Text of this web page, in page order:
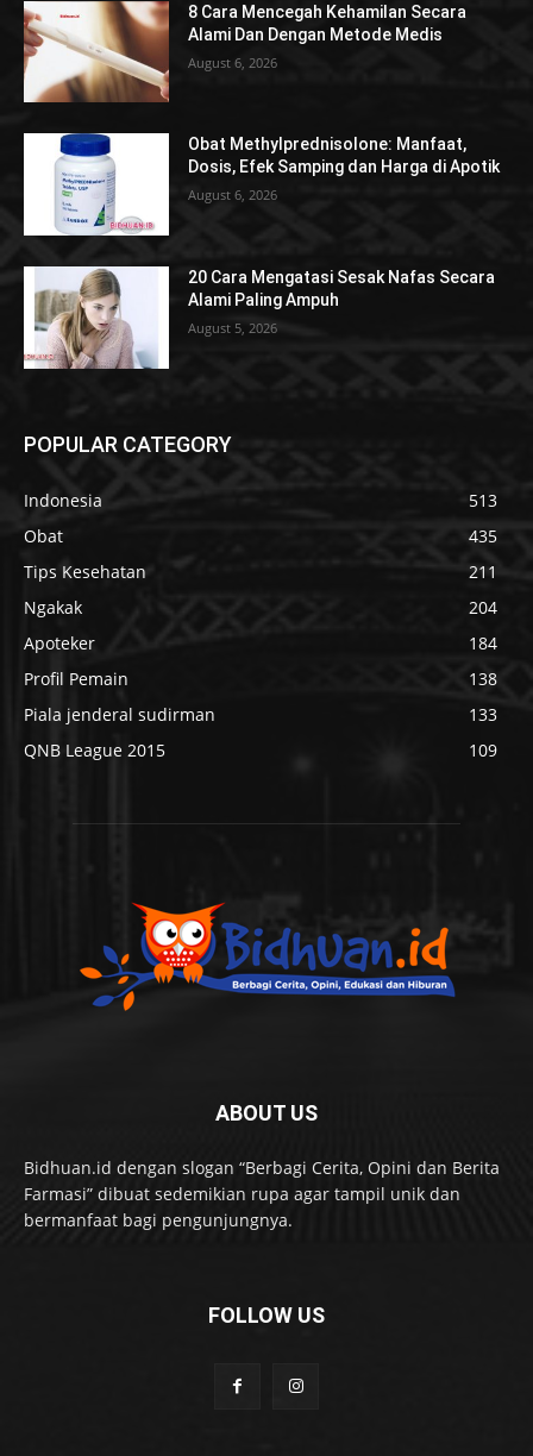
8 Cara Mencegah Kehamilan Secara
Alami Dan Dengan Metode Medis
August 6, 2026
Obat Methylprednisolone: Manfaat,
Dosis, Efek Samping dan Harga di Apotik
August 6, 2026
20 Cara Mengatasi Sesak Nafas Secara
Alami Paling Ampuh
August 5, 2026
POPULAR CATEGORY
Indonesia
513
Obat
435
Tips Kesehatan
211
Ngakak
204
Apoteker
184
Profil Pemain
138
Piala jenderal sudirman
133
QNB League 2015
109
ABOUT US
Bidhuan.id dengan slogan “Berbagi Cerita, Opini dan Berita
Farmasi” dibuat sedemikian rupa agar tampil unik dan
bermanfaat bagi pengunjungnya.
FOLLOW US